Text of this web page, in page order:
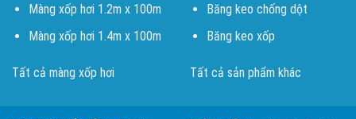
Màng xốp hơi 1.2m x 100m
Màng xốp hơi 1.4m x 100m
Tất cả màng xốp hơi
Băng keo chống dột
Băng keo xốp
Tất cả sản phẩm khác